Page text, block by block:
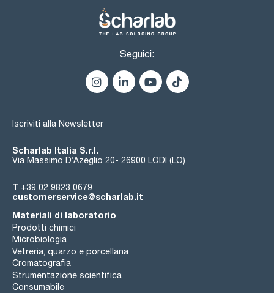
Seguici:
Iscriviti alla Newsletter
Scharlab Italia S.r.l.
Via Massimo D’Azeglio 20- 26900 LODI (LO)
T +39 02 9823 0679
customerservice@scharlab.it
Materiali di laboratorio
Prodotti chimici
Microbiologia
Vetreria, quarzo e porcellana
Cromatografia
Strumentazione scientifica
Consumabile